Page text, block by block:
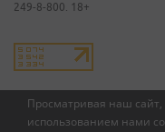
Просматривая наш сайт,
использованием нами
249-8-800. 18+